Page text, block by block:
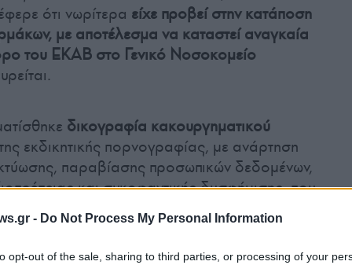
- Do Not Process My Personal Information
opt-out of the sale, sharing to third parties, or processing of your
ότι νωρίτερα είχε προβεί στην κατάποση
με αποτέλεσμα να καταστεί αναγκαία
του ΕΚΑΒ στο Γενικό Νοσοκομείο
δικογραφία κακουργηματικού
εκδικητικής πορνογραφίας, με ανάρτηση
παραβίασης προσωπικών δεδομένων,
και συκοφαντικής δυσφήμισης, που
από 18-12-2023 έως της 21-12-2023,